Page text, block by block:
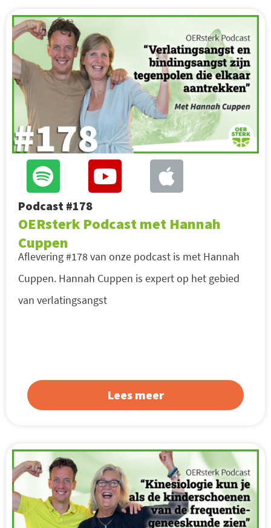
Podcast #178
OERsterk Podcast met Hannah
Cuppen
Aflevering #178 van onze podcast is met Hannah
Cuppen. Hannah Cuppen is expert op het gebied
van verlatingsangst
Lees meer